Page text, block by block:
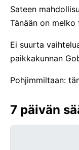
Sateen
Tänään on
Ei suurta
paikkakunnan
Pohjimmiltaan:
7 päivän